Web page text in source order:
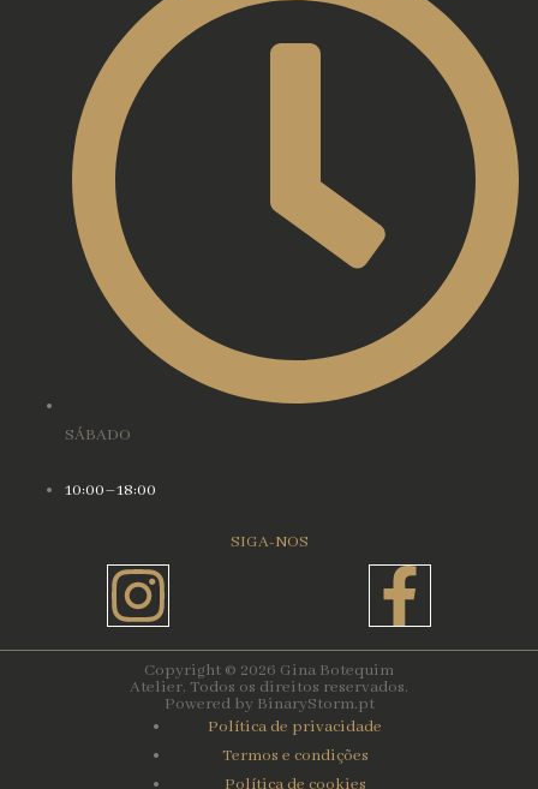
SÁBADO
10:00–18:00
SIGA-NOS
Instagram
f
Copyright © 2026 Gina Botequim
Atelier. Todos os direitos reservados.
Powered by BinaryStorm.pt
Política de privacidade
Termos e condições